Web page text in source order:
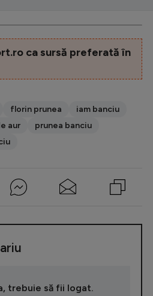
ca sursă preferată în
florin prunea
iam banciu
aur
prunea banciu
trebuie să fii logat.